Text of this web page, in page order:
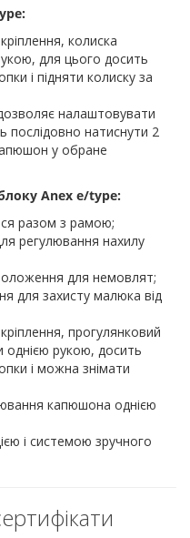
колиска
для цього досить
і підняти колиску за
налаштовувати
послідовно натиснути 2
у обране
Anex e/type:
разом з рамою;
регулювання нахилу
для немовлят;
для захисту малюка від
прогулянковий
однією рукою, досить
і можна знімати
капюшона однією
і системою зручного